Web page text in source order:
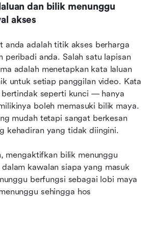
dan bilik menunggu
akses
anda adalah titik akses berharga
peribadi anda. Salah satu lapisan
adalah menetapkan kata laluan
untuk setiap panggilan video. Kata
bertindak seperti kunci — hanya
boleh memasuki bilik maya.
mudah tetapi sangat berkesan
kehadiran yang tidak diingini.
mengaktifkan bilik menunggu
kawalan siapa yang masuk
berfungsi sebagai lobi maya
sehingga hos